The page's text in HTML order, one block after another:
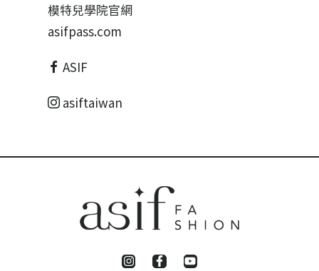
模特兒學院官網
asifpass.com
ASIF
asiftaiwan